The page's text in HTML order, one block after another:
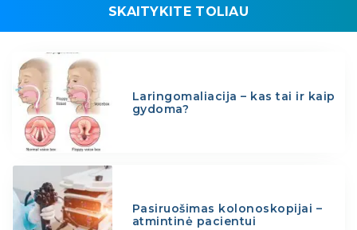
SKAITYKITE TOLIAU
Laringomaliacija – kas tai ir kaip
gydoma?
Pasiruošimas kolonoskopijai –
atmintinė pacientui